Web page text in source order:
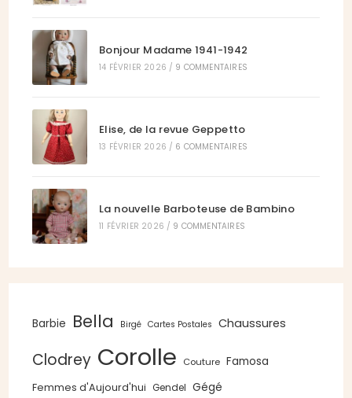
Bonjour Madame 1941-1942
14 FÉVRIER 2026 / 9 COMMENTAIRES
Elise, de la revue Geppetto
13 FÉVRIER 2026 / 6 COMMENTAIRES
La nouvelle Barboteuse de Bambino
11 FÉVRIER 2026 / 9 COMMENTAIRES
Barbie Bella Birgé Cartes Postales Chaussures
Clodrey Corolle Couture Famosa
Femmes d'Aujourd'hui Gendel Gégé